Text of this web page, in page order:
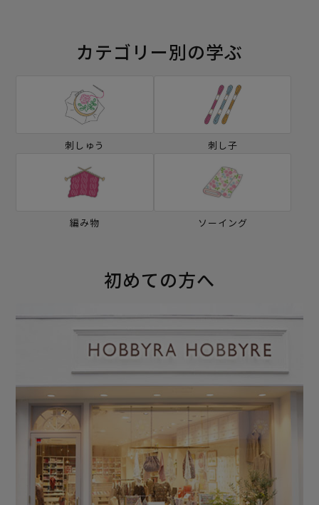
カテゴリー別の学ぶ
刺しゅう 刺し子
編み物 ソーイング
初めての方へ